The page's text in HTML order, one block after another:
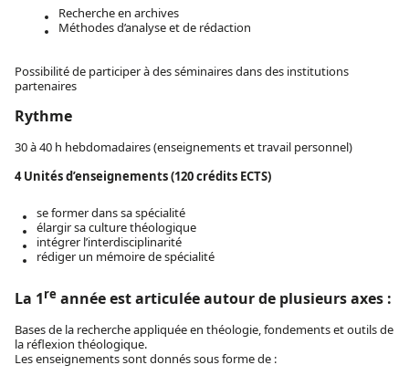
Recherche en archives
Méthodes d’analyse et de rédaction
Possibilité de participer à des séminaires dans des institutions
partenaires
Rythme
30 à 40 h hebdomadaires (enseignements et travail personnel)
4 Unités d’enseignements (120 crédits ECTS)
se former dans sa spécialité
élargir sa culture théologique
intégrer l’interdisciplinarité
rédiger un mémoire de spécialité
La 1re année est articulée autour de plusieurs axes :
Bases de la recherche appliquée en théologie, fondements et outils de
la réflexion théologique.
Les enseignements sont donnés sous forme de :